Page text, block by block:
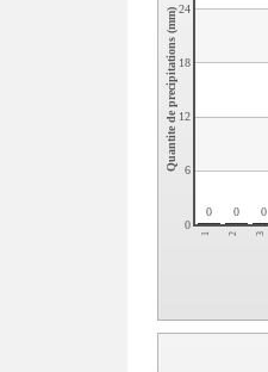
1 2 3
0
6
12
18
24
Quantite de precipitations (mm)
0 0 0